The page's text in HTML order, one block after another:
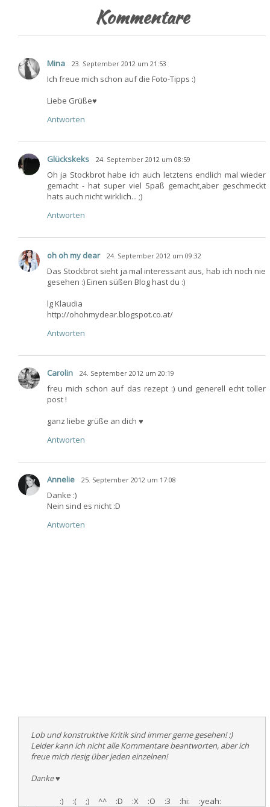
Kommentare
Mina 23. September 2012 um 21:53
Ich freue mich schon auf die Foto-Tipps :)
Liebe Grüße♥
Antworten
Glückskeks 24. September 2012 um 08:59
Oh ja Stockbrot habe ich auch letztens endlich mal wieder
gemacht - hat super viel Spaß gemacht,aber geschmeckt
hats auch nicht wirklich... ;)
Antworten
oh oh my dear 24. September 2012 um 09:32
Das Stockbrot sieht ja mal interessant aus, hab ich noch nie
gesehen :) Einen süßen Blog hast du :)
lg Klaudia
http://ohohmydear.blogspot.co.at/
Antworten
Carolin 24. September 2012 um 20:19
freu mich schon auf das rezept :) und generell echt toller
post !
ganz liebe grüße an dich ♥
Antworten
Annelie 25. September 2012 um 17:08
Danke :)
Nein sind es nicht :D
Antworten
Lob und konstruktive Kritik sind immer gerne gesehen! :)
Leider kann ich nicht alle Kommentare beantworten, aber ich
freue mich riesig über jeden einzelnen!
Danke♥
:) :( ;) ^^ :D :X :O :3 :hi: :yeah: